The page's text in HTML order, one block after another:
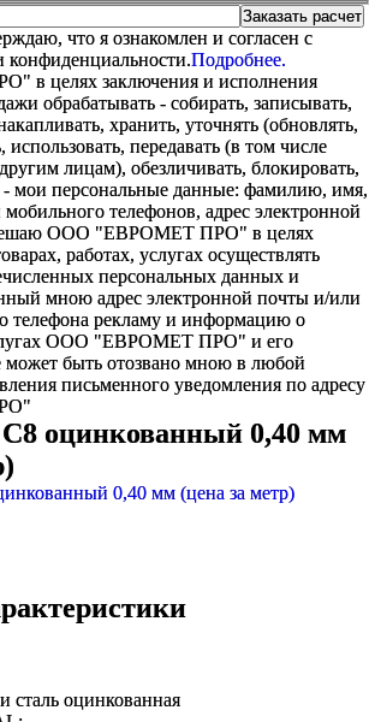
что я ознакомлен и согласен с
конфиденциальности.Подробнее.
целях заключения и исполнения
обрабатывать - собирать, записывать,
хранить, уточнять (обновлять,
использовать, передавать (в том числе
лицам), обезличивать, блокировать,
- мои персональные данные: фамилию, имя,
телефонов, адрес электронной
ООО "ЕВРОМЕТ ПРО" в целях
работах, услугах осуществлять
персональных данных и
мною адрес электронной почты и/или
телефона рекламу и информацию о
ООО "ЕВРОМЕТ ПРО" и его
может быть отозвано мною в любой
письменного уведомления по адресу
оцинкованный 0,40 мм
сталь оцинкованная